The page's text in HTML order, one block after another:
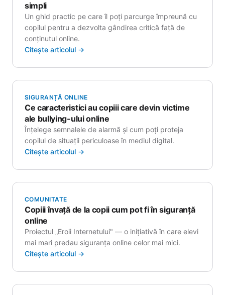
simpli
Un ghid practic pe care îl poți parcurge împreună cu
copilul pentru a dezvolta gândirea critică față de
conținutul online.
Citește articolul →
SIGURANȚĂ ONLINE
Ce caracteristici au copiii care devin victime
ale bullying-ului online
Înțelege semnalele de alarmă și cum poți proteja
copilul de situații periculoase în mediul digital.
Citește articolul →
COMUNITATE
Copiii învață de la copii cum pot fi în siguranță
online
Proiectul „Eroii Internetului" — o inițiativă în care elevi
mai mari predau siguranța online celor mai mici.
Citește articolul →